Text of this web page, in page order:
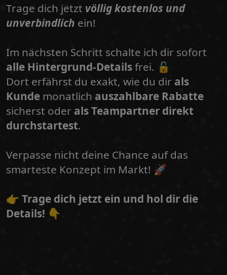
Trage dich jetzt völlig kostenlos und
unverbindlich ein!
Im nächsten Schritt schalte ich dir sofort
alle Hintergrund-Detailsfrei. 🔓
Dort erfährst du exakt, wie du dir als
Kunde monatlich auszahlbare Rabatte
sicherst oder als Teampartner direkt
durchstartest.
Verpasse nicht deine Chance auf das
smarteste Konzept im Markt! 🚀
👉 Trage dich jetzt ein und hol dir die
Details! 👇